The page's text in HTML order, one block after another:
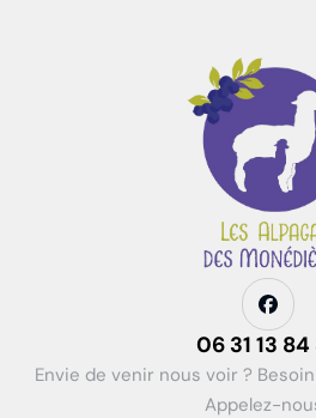
06 31 13 84
Envie de venir nous voir ?
Appelez-